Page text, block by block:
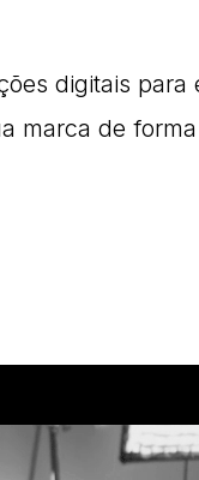
digitais
marca de